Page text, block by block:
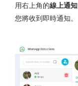
用右上角的線上通知
您將收到即時通知。